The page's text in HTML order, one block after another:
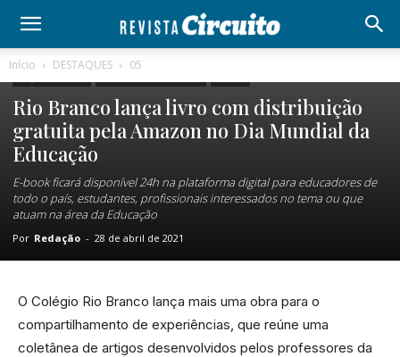
Início DESTAQUES 05
DESTAQUES 05 NOTÍCIAS
Rio Branco lança livro com distribuição
gratuita pela Amazon no Dia Mundial da
Educação
E-book ficará disponível 24h na plataforma digital para educadores de
todo o país, estudantes, profissionais interessados no tema ou que
atuam na área da Educação
Por Redação - 28 de abril de 2021
O Colégio Rio Branco lança mais uma obra para o
compartilhamento de experiências, que reúne uma
coletânea de artigos desenvolvidos pelos professores da